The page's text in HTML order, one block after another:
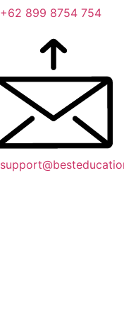
+62 899 8754 754